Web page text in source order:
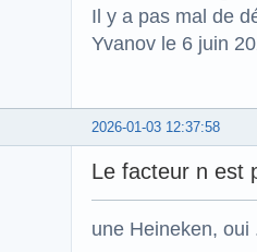
Il y a pas mal de
Yvanov le 6 juin
2026-01-03 12:37:58
Le facteur n est
une Heineken,